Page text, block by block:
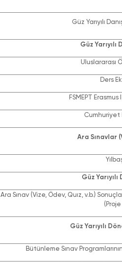
Güz Yarıyılı
Güz Yarıyılı
Uluslararası
Ders
FSMEPT
Cumhuriyet
Ara Sınavlar
Güz
Ara Sınav (Vize, Ödev, Quız, v.b.)
Güz Yarıyılı
Bütünleme Sınav